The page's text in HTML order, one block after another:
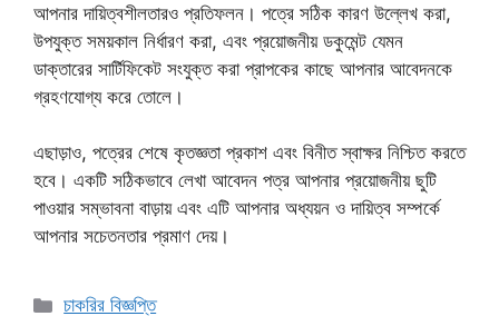
আপনার দায়িত্বশীলতারও প্রতিফলন। পত্রে সঠিক কারণ উল্লেখ করা,
উপযুক্ত সময়কাল নির্ধারণ করা, এবং প্রয়োজনীয় ডকুমেন্ট যেমন
ডাক্তারের সার্টিফিকেট সংযুক্ত করা প্রাপকের কাছে আপনার আবেদনকে
গ্রহণযোগ্য করে তোলে।
এছাড়াও, পত্রের শেষে কৃতজ্ঞতা প্রকাশ এবং বিনীত স্বাক্ষর নিশ্চিত করতে
হবে। একটি সঠিকভাবে লেখা আবেদন পত্র আপনার প্রয়োজনীয় ছুটি
পাওয়ার সম্ভাবনা বাড়ায় এবং এটি আপনার অধ্যয়ন ও দায়িত্ব সম্পর্কে
আপনার সচেতনতার প্রমাণ দেয়।
Categories
চাকরির বিজ্ঞপ্তি